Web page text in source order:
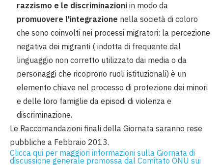
razzismo e le discriminazioni in modo da
promuovere l'integrazione nella società di coloro
che sono coinvolti nei processi migratori: la percezione
negativa dei migranti ( indotta di frequente dal
linguaggio non corretto utilizzato dai media o da
personaggi che ricoprono ruoli istituzionali) è un
elemento chiave nel processo di protezione dei minori
e delle loro famiglie da episodi di violenza e
discriminazione.
Le Raccomandazioni finali della Giornata saranno rese
pubbliche a Febbraio 2013.
Clicca qui per maggiori informazioni sulla Giornata di
discussione generale promossa dal Comitato ONU sui